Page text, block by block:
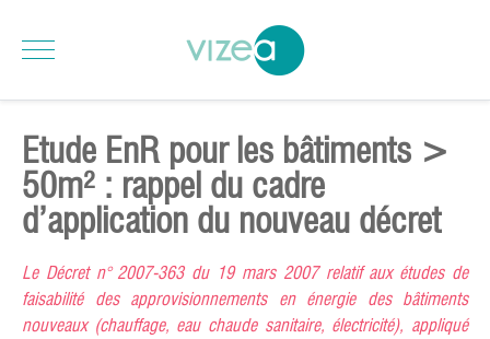
Etude EnR pour les bâtiments >
50m² : rappel du cadre
d’application du nouveau décret
Le Décret n° 2007-363 du 19 mars 2007 relatif aux études de
faisabilité des approvisionnements en énergie des bâtiments
nouveaux (chauffage, eau chaude sanitaire, électricité), appliqué